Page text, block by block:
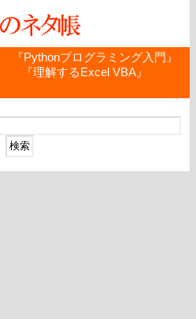
『Pythonプログラミング入門』
『理解するExcel VBA』